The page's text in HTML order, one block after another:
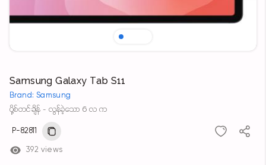
Samsung Galaxy Tab S11
Brand: Samsung
ပို့စ်တင်ချိန် - လွန်ခဲ့သော 6 လ က
P-82811
392 views